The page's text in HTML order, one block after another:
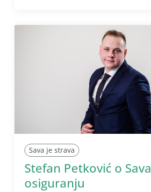
Sava je strava
Stefan Petković o Sava
osiguranju